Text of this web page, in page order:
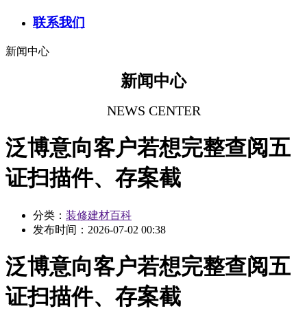
联系我们
新闻中心
新闻中心
NEWS CENTER
泛博意向客户若想完整查阅五
证扫描件、存案截
分类： 装修建材百科
发布时间： 2026-07-02 00:38
泛博意向客户若想完整查阅五
证扫描件、存案截